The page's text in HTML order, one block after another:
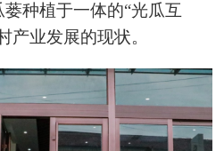
蒌种植于一体的“光瓜互
产业发展的现状。